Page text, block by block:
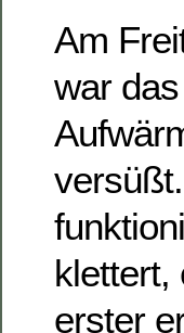
Am
war
klettert,
erster